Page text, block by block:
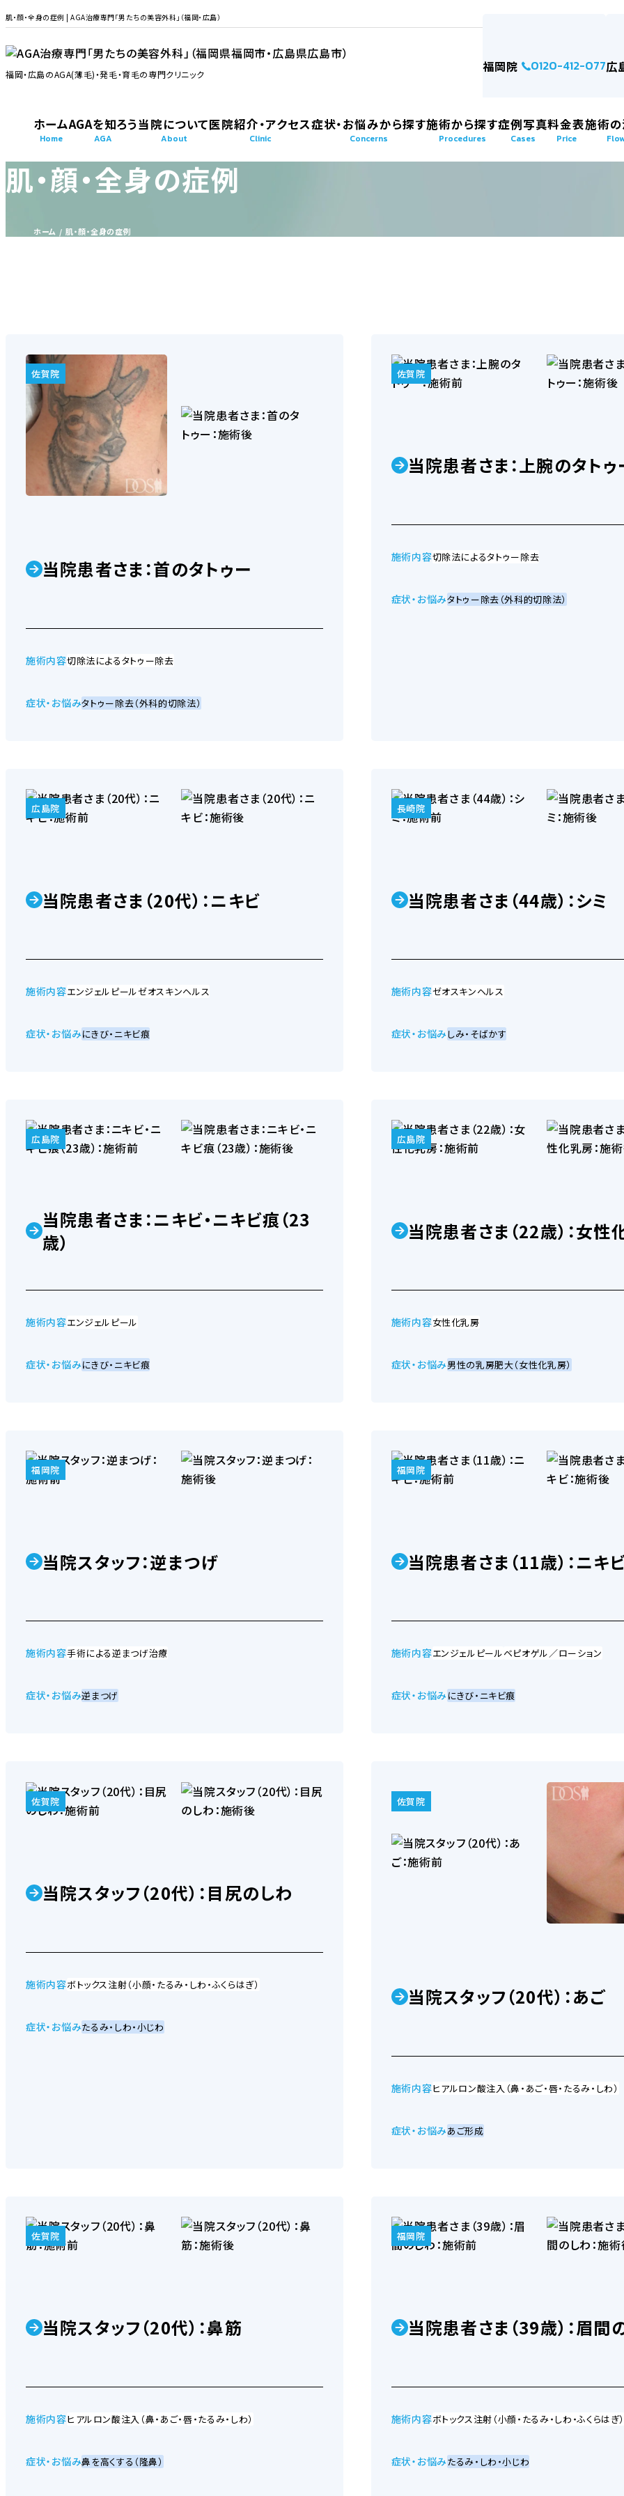
肌・顔・全身の症例 | AGA治療専門「男たちの美容外科」（福岡・広島）
福岡・広島のAGA(薄毛)・発毛・育毛の専門クリニック 福岡院 0120-412-077広
ホーム
Home
AGAを知ろう
AGA
AGAを知ろう
AGA
AGA髪の毛大辞典
「男たちの美容外科」オリジナルシャンプー
当院について
About
当院について
宮部 崇 田崎 公
医院紹介・アクセス
Clinic
医院紹介・アクセス
広島AGA「男たちの美容外科」広島院
症状・お悩みから探す
Concerns
その他の悩み
施術から探す
Procedures
症例写真
Cases
肌・顔・全身の症例
料金表
Price
施術
肌・顔・全身の症例
ホーム 肌・顔・全身の症例
佐賀院
当院患者さま：首のタトゥー
施術内容切除法によるタトゥー除去
症状・お悩みタトゥー除去（外科的切除法）
佐賀院
当院患者さま：上腕のタトゥ
施術内容切除法によるタトゥー除去
症状・お悩みタトゥー除去（外科的切除法）
広島院
当院患者さま（20代）：ニキビ
施術内容エンジェルピールゼオスキンヘルス
症状・お悩みにきび・ニキビ痕
長崎院
当院患者さま（44歳）：シミ
施術内容ゼオスキンヘルス
症状・お悩みしみ・そばかす
広島院
当院患者さま：ニキビ・ニキビ痕（23
歳）
施術内容エンジェルピール
症状・お悩みにきび・ニキビ痕
広島院
当院患者さま（22歳）：女性
施術内容女性化乳房
症状・お悩み男性の乳房肥大（女性化乳房）
福岡院
当院スタッフ：逆まつげ
施術内容手術による逆まつげ治療
症状・お悩み逆まつげ
福岡院
当院患者さま（11歳）：ニキ
施術内容エンジェルピールベピオゲル／ローション
症状・お悩みにきび・ニキビ痕
佐賀院
当院スタッフ（20代）：目尻のしわ
施術内容ボトックス注射（小顔・たるみ・しわ・ふくらはぎ）
症状・お悩みたるみ・しわ・小じわ
佐賀院
当院スタッフ（20代）：あご
施術内容ヒアルロン酸注入（鼻・あご・唇・たるみ・しわ）
症状・お悩みあご形成
佐賀院
当院スタッフ（20代）：鼻筋
施術内容ヒアルロン酸注入（鼻・あご・唇・たるみ・しわ）
症状・お悩み鼻を高くする（隆鼻）
福岡院
当院患者さま（39歳）：眉間
施術内容ボトックス注射（小顔・たるみ・しわ・ふくらはぎ
症状・お悩みたるみ・しわ・小じわ